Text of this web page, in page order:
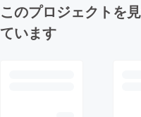
このプロジェクトを
ています